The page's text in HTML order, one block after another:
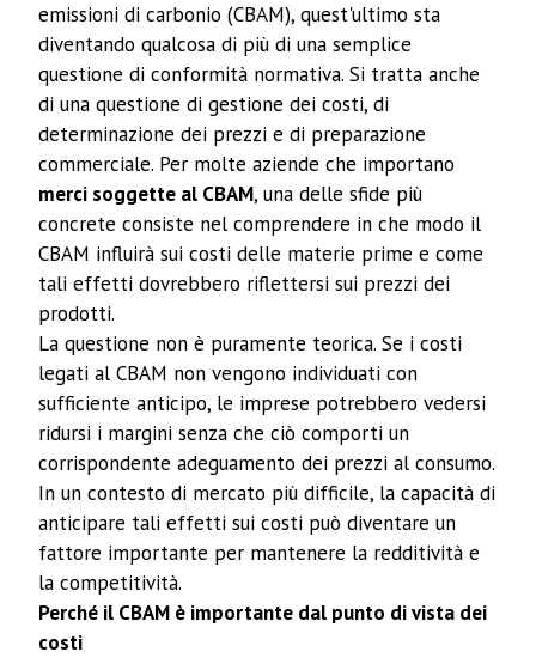
emissioni di carbonio (CBAM), quest'ultimo sta
diventando qualcosa di più di una semplice
questione di conformità normativa. Si tratta anche
di una questione di gestione dei costi, di
determinazione dei prezzi e di preparazione
commerciale. Per molte aziende che importano
merci soggette al CBAM, una delle sfide più
concrete consiste nel comprendere in che modo il
CBAM influirà sui costi delle materie prime e come
tali effetti dovrebbero riflettersi sui prezzi dei
prodotti.
La questione non è puramente teorica. Se i costi
legati al CBAM non vengono individuati con
sufficiente anticipo, le imprese potrebbero vedersi
ridursi i margini senza che ciò comporti un
corrispondente adeguamento dei prezzi al consumo.
In un contesto di mercato più difficile, la capacità di
anticipare tali effetti sui costi può diventare un
fattore importante per mantenere la redditività e
la competitività.
Perché il CBAM è importante dal punto di vista dei
costi